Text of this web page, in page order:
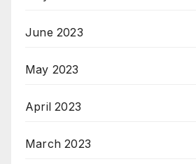
June 2023
May 2023
April 2023
March 2023